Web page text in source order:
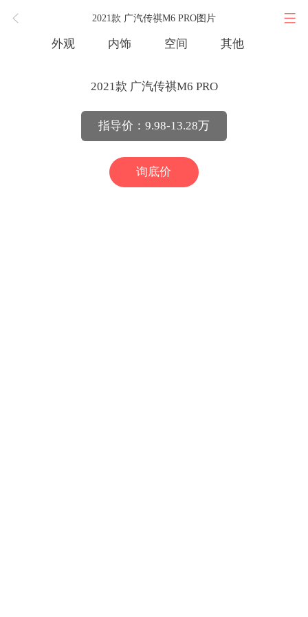
2021款 广汽传祺M6 PRO图片
外观 内饰 空间 其他
2021款 广汽传祺M6 PRO
指导价：9.98-13.28万
询底价